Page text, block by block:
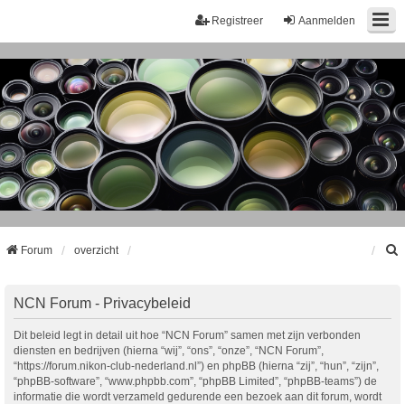
Aanmelden
Registreer
Forum overzicht
NCN Forum - Privacybeleid
Dit beleid legt in detail uit hoe “NCN Forum” samen met zijn verbonden
diensten en bedrijven (hierna “wij”, “ons”, “onze”, “NCN Forum”,
“https://forum.nikon-club-nederland.nl”) en phpBB (hierna “zij”, “hun”, “zijn”,
“phpBB-software”, “www.phpbb.com”, “phpBB Limited”, “phpBB-teams”) de
informatie die wordt verzameld gedurende een bezoek aan dit forum, wordt